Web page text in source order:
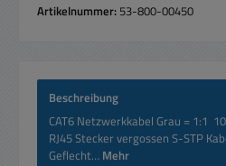
Artikelnummer: 53-800-00450
Beschreibung
CAT6 Netzwerkkabel Grau = 1:1
RJ45 Stecker vergossen S-STP
Geflecht… Mehr